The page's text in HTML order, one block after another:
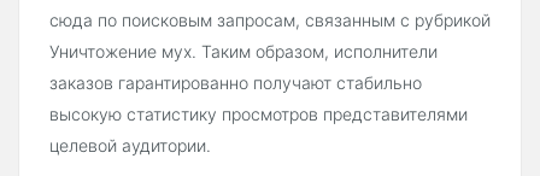
сюда по поисковым запросам, связанным с рубрикой
Уничтожение мух. Таким образом, исполнители
заказов гарантированно получают стабильно
высокую статистику просмотров представителями
целевой аудитории.